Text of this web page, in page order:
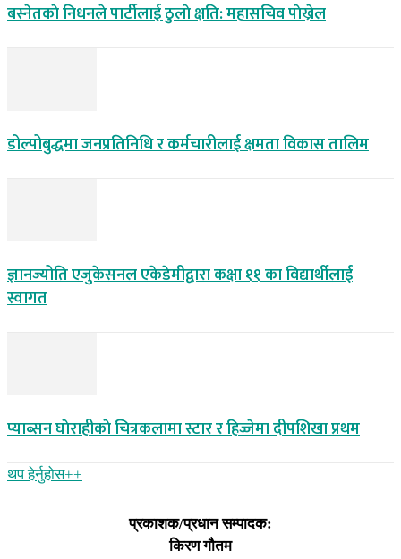
बस्नेतकाे निधनले पार्टीलाई ठुलाे क्षति: महासचिव पाेख्रेल
डोल्पोबुद्धमा जनप्रतिनिधि र कर्मचारीलाई क्षमता विकास तालिम
ज्ञानज्योति एजुकेसनल एकेडेमीद्वारा कक्षा ११ का विद्यार्थीलाई
स्वागत
प्याब्सन घाेराहीकाे चित्रकलामा स्टार र हिज्जेमा दीपशिखा प्रथम
थप हेर्नुहोस‌++
प्रकाशक/प्रधान सम्पादक:
किरण गौतम